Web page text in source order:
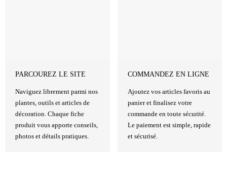
PARCOUREZ LE SITE
Naviguez librement parmi nos
plantes, outils et articles de
décoration. Chaque fiche
produit vous apporte conseils,
photos et détails pratiques.
COMMANDEZ EN LIGNE
Ajoutez vos articles favoris au
panier et finalisez votre
commande en toute sécurité.
Le paiement est simple, rapide
et sécurisé.